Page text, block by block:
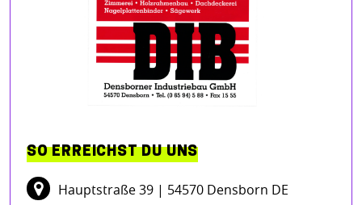
SO ERREICHST DU UNS
Hauptstraße 39 | 54570 Densborn DE